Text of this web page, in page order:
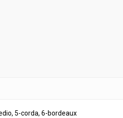
5-corda, 6-bordeaux